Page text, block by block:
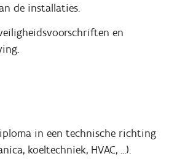
de installaties.
en
in een technische richting
koeltechniek, HVAC, ...).